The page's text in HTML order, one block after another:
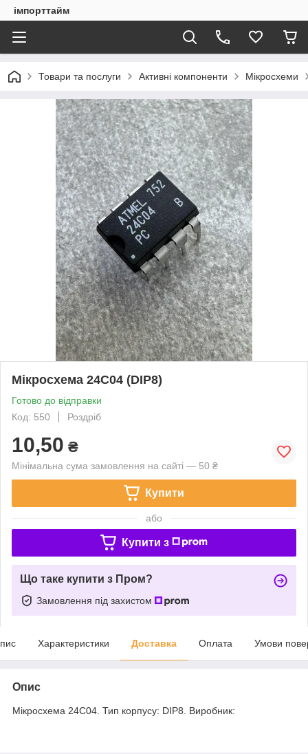
імпорттайм
Товари та послуги Активні компоненти Мікросхеми
Мікросхема 24C04 (DIP8)
Готово до відправки
Код: 550
Роздріб
10,50 ₴
Мінімальна сума замовлення на сайті — 50 ₴
Купити
або
Купити з
Що таке купити з Пром?
Замовлення під захистом
Характеристики Доставка Оплата Умови
Опис
Мікросхема 24C04. Тип корпусу: DIP8. Виробник: